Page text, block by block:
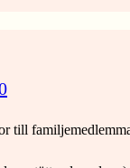
till